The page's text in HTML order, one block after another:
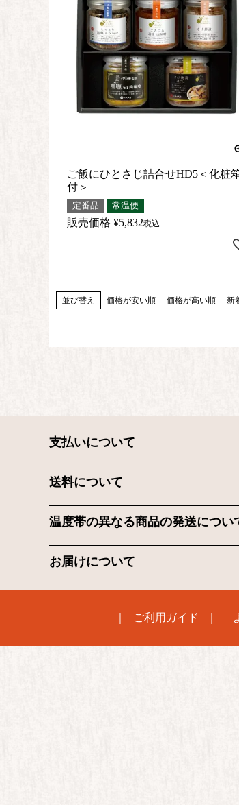
ご飯にひとさじ詰合せHD5＜化粧
付＞
定番品 常温便
販売価格 ¥5,832税込
並び替え 価格が安い順 価格が高い順 新
支払いについて
送料について
温度帯の異なる商品の発送につい
お届けについて
ご利用ガイド